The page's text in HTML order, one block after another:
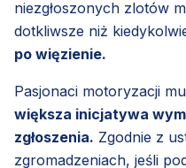
niezgłoszonych zlotów
dotkliwsze niż
po więzienie.
Pasjonaci motoryzacji
większa inicjatywa
zgłoszenia. Zgodnie z
zgromadzeniach, jeśli